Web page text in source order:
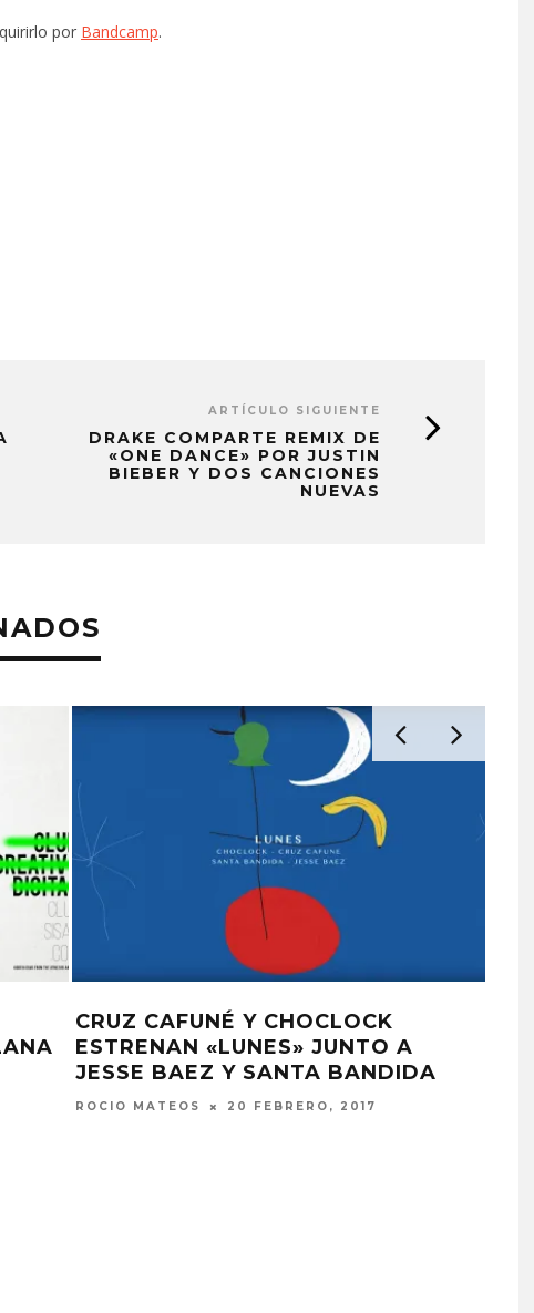
por Bandcamp.
ARTÍCULO SIGUIENTE
DRAKE COMPARTE REMIX DE
«ONE DANCE» POR JUSTIN
BIEBER Y DOS CANCIONES
NUEVAS
CRUZ CAFUNÉ Y CHOCLOCK
ESTRENAN «LUNES» JUNTO A
JESSE BAEZ Y SANTA BANDIDA
ROCIO MATEOS 20 FEBRERO, 2017
10